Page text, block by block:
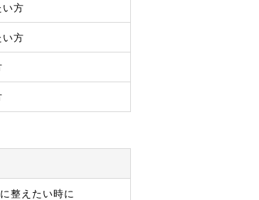
い方
方
整えたい時に